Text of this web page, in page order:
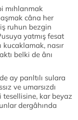
mıhlanmak
câna her
ruhun bezgin
yatmış fesat
nasır
belki de ânı
ay parıltılı sulara
ve umarsızdı
tesellisine, kar beyaz
dergâhında